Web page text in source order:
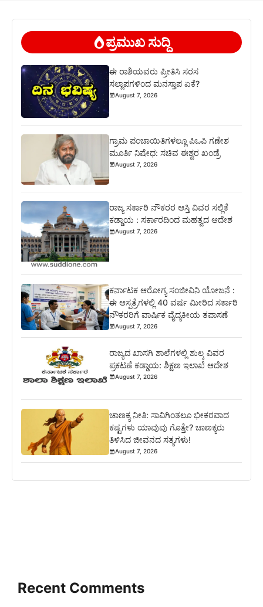
ಪ್ರಮುಖ ಸುದ್ದಿ
ಈ ರಾಶಿಯವರು ಪ್ರೀತಿಸಿ ಸರಸ
ಸಲ್ಲಾಪಗಳಿಂದ ಮನಸ್ತಾಪ ಏಕೆ?
August 7, 2026
ಗ್ರಾಮ ಪಂಚಾಯಿತಿಗಳಲ್ಲೂ ಪಿಒಪಿ ಗಣೇಶ
ಮೂರ್ತಿ ನಿಷೇಧ: ಸಚಿವ ಈಶ್ವರ ಖಂಡ್ರೆ
August 7, 2026
ರಾಜ್ಯ ಸರ್ಕಾರಿ ನೌಕರರ ಆಸ್ತಿ ವಿವರ ಸಲ್ಲಿಕೆ
ಕಡ್ಡಾಯ : ಸರ್ಕಾರದಿಂದ ಮಹತ್ವದ ಆದೇಶ
August 7, 2026
ಕರ್ನಾಟಕ ಆರೋಗ್ಯ ಸಂಜೀವಿನಿ ಯೋಜನೆ :
ಈ ಆಸ್ಪತ್ರೆಗಳಲ್ಲಿ 40 ವರ್ಷ ಮೀರಿದ ಸರ್ಕಾರಿ
ನೌಕರರಿಗೆ ವಾರ್ಷಿಕ ವೈದ್ಯಕೀಯ ತಪಾಸಣೆ
August 7, 2026
ರಾಜ್ಯದ ಖಾಸಗಿ ಶಾಲೆಗಳಲ್ಲಿ ಶುಲ್ಕ ವಿವರ
ಪ್ರಕಟಣೆ ಕಡ್ಡಾಯ: ಶಿಕ್ಷಣ ಇಲಾಖೆ ಆದೇಶ
August 7, 2026
ಚಾಣಕ್ಯ ನೀತಿ: ಸಾವಿಗಿಂತಲೂ ಭೀಕರವಾದ
ಕಷ್ಟಗಳು ಯಾವುವು ಗೊತ್ತೇ? ಚಾಣಕ್ಯರು
ತಿಳಿಸಿದ ಜೀವನದ ಸತ್ಯಗಳು!
August 7, 2026
Recent Comments